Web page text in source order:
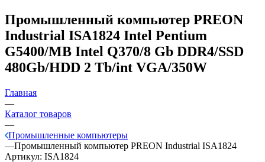
Промышленный компьютер PREON
Industrial ISA1824 Intel Pentium
G5400/MB Intel Q370/8 Gb DDR4/SSD
480Gb/HDD 2 Tb/int VGA/350W
Главная
—
Каталог товаров
—
Промышленные компьютеры
—Промышленный компьютер PREON Industrial ISA1824
Артикул: ISA1824